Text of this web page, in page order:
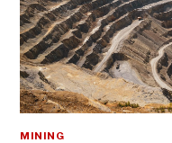
MINING